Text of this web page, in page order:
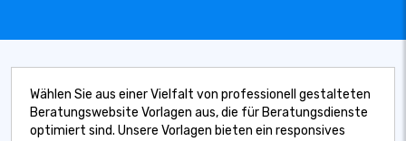
Wählen Sie aus einer Vielfalt von professionell gestalteten
Beratungswebsite Vorlagen aus, die für Beratungsdienste
optimiert sind. Unsere Vorlagen bieten ein responsives